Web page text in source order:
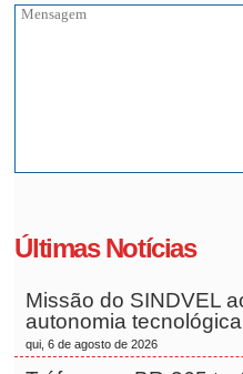
Últimas Notícias
Missão do SINDVEL
autonomia
qui, 6 de agosto de 2026